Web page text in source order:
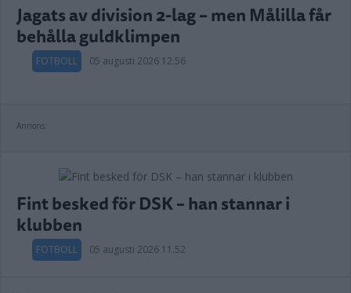
Jagats av division 2-lag – men Målilla får
behålla guldklimpen
FOTBOLL 05 augusti 2026 12.56
Annons:
Fint besked för DSK – han stannar i
klubben
FOTBOLL 05 augusti 2026 11.52